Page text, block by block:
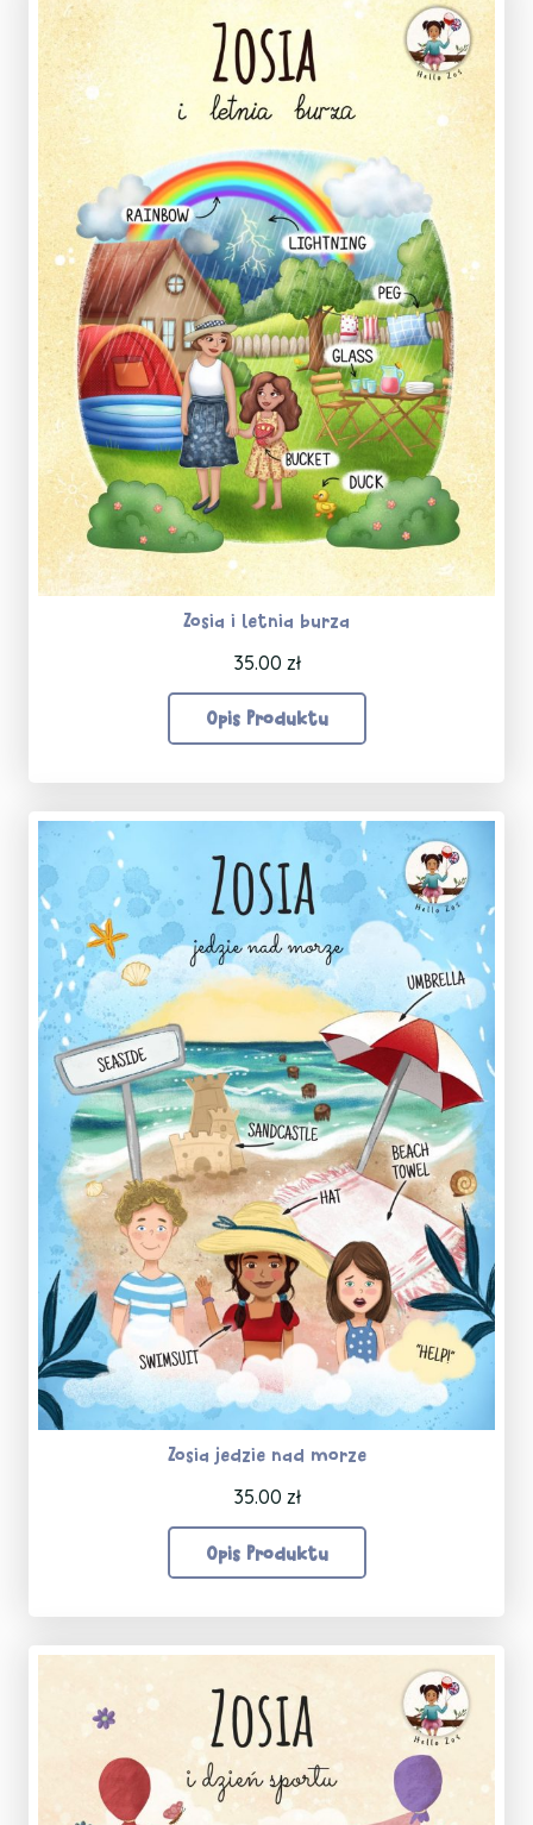
Zosia i letnia burza
35.00 zł
Opis Produktu
Zosia jedzie nad morze
35.00 zł
Opis Produktu